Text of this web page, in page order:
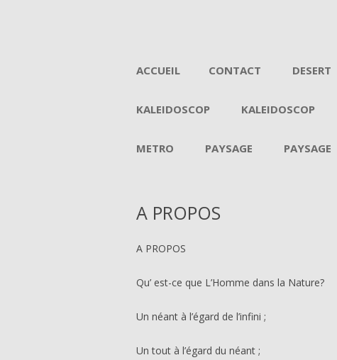
ACCUEIL CONTACT DESERT
KALEIDOSCOP KALEIDOSCOP
METRO PAYSAGE PAYSAGE
A PROPOS
A PROPOS
Qu’ est-ce que L’Homme dans la Nature?
Un néant à l’égard de l’infini ;
Un tout à l’égard du néant ;